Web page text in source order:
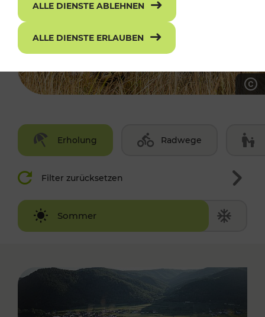
Erholung Radwege
Filter zurücksetzen
Sommer
Winter
ALLE DIENSTE ABLEHNEN
ALLE DIENSTE ERLAUBEN